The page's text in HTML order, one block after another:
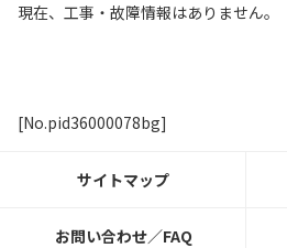
サービス名から探す
現在、工事・故障情報はありません。
[No.pid36000078bg]
サイトマップ
お問い合わせ／FAQ